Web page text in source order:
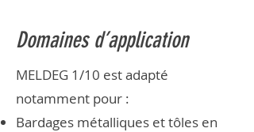
Domaines d’application
MELDEG 1/10 est adapté
notamment pour :
Bardages métalliques et tôles en